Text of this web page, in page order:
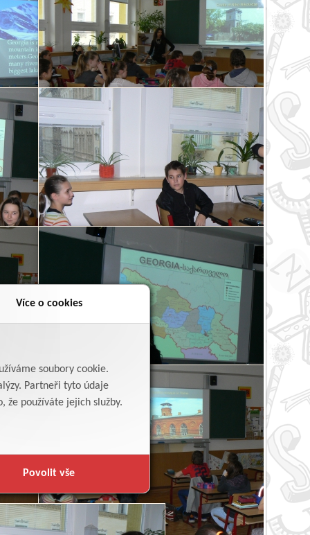
Více o cookies
soubory cookie.
Partneři tyto údaje
že používáte jejich služby.
Povolit vše